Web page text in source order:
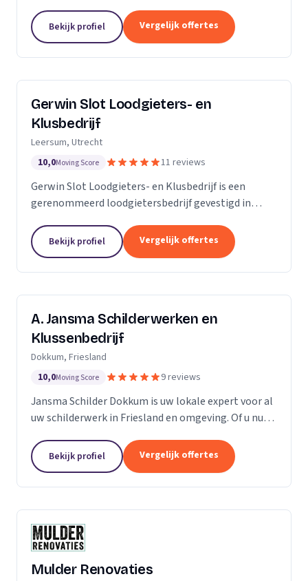
met bijna 20 jaar ervaring in de bouwsector. Ik...
Bekijk profiel Vergelijk offertes
Gerwin Slot Loodgieters- en
Klusbedrijf
Leersum, Utrecht
10,0Moving Score 11 reviews
Gerwin Slot Loodgieters- en Klusbedrijf is een
gerenommeerd loodgietersbedrijf gevestigd in
ons onderscheiden door onze expertise en
toewijding aan...
Bekijk profiel Vergelijk offertes
A. Jansma Schilderwerken en
Klussenbedrijf
Dokkum, Friesland
10,0Moving Score 9 reviews
Jansma Schilder Dokkum is uw lokale expert voor al
uw schilderwerk in Friesland en omgeving. Of u nu
van de vorige bewoners van uw nieuwe huis...
Bekijk profiel Vergelijk offertes
Mulder Renovaties